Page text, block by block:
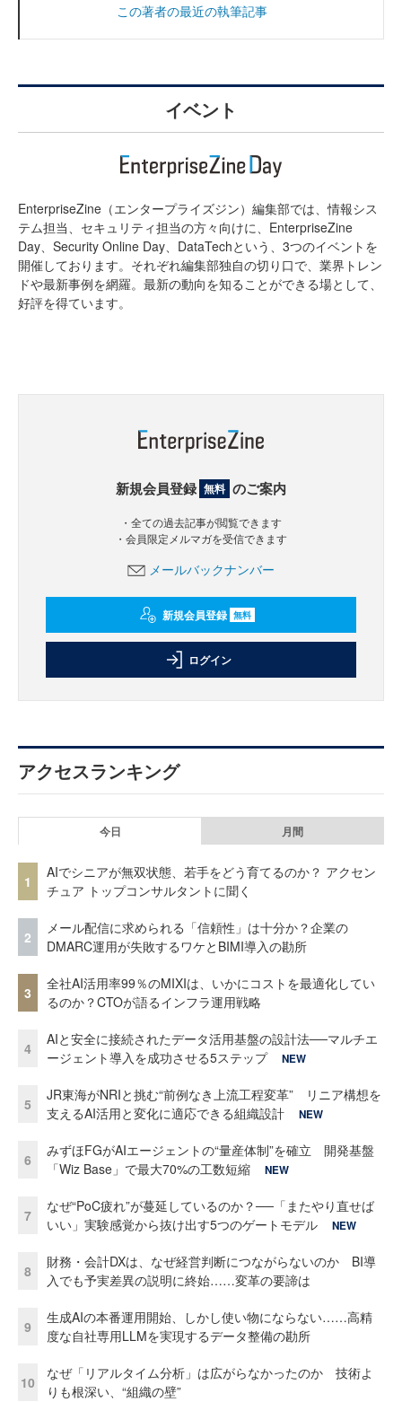
この著者の最近の執筆記事
イベント
EnterpriseZine（エンタープライズジン）編集部では、情報シス
テム担当、セキュリティ担当の方々向けに、EnterpriseZine
Day、Security Online Day、DataTechという、3つのイベントを
開催しております。それぞれ編集部独自の切り口で、業界トレン
ドや最新事例を網羅。最新の動向を知ることができる場として、
好評を得ています。
新規会員登録 無料 のご案内
・全ての過去記事が閲覧できます
・会員限定メルマガを受信できます
メールバックナンバー
新規会員登録 無料
ログイン
アクセスランキング
今日 月間
1
AIでシニアが無双状態、若手をどう育てるのか？ アクセン
チュア トップコンサルタントに聞く
2
メール配信に求められる「信頼性」は十分か？企業の
DMARC運用が失敗するワケとBIMI導入の勘所
3
全社AI活用率99％のMIXIは、いかにコストを最適化してい
るのか？CTOが語るインフラ運用戦略
4
AIと安全に接続されたデータ活用基盤の設計法──マルチエ
ージェント導入を成功させる5ステップ
NEW
5
JR東海がNRIと挑む“前例なき上流工程変革” リニア構想を
支えるAI活用と変化に適応できる組織設計
NEW
6
みずほFGがAIエージェントの“量産体制”を確立 開発基盤
「Wiz Base」で最大70%の工数短縮
NEW
7
なぜ“PoC疲れ”が蔓延しているのか？──「またやり直せば
いい」実験感覚から抜け出す5つのゲートモデル
NEW
8
財務・会計DXは、なぜ経営判断につながらないのか BI導
入でも予実差異の説明に終始……変革の要諦は
9
生成AIの本番運用開始、しかし使い物にならない……高精
度な自社専用LLMを実現するデータ整備の勘所
10
なぜ「リアルタイム分析」は広がらなかったのか 技術よ
りも根深い、“組織の壁”